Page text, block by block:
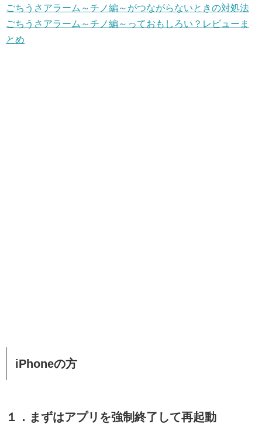
ごちうさアラーム～チノ編～がつながらないときの対処法
ごちうさアラーム～チノ編～っておもしろい？レビューま
とめ
iPhoneの方
１．まずはアプリを強制終了して再起動